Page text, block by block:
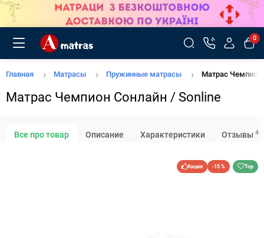
0
Главная Матрасы Пружинные матрасы Матрас Чемпион
Матрас Чемпион Сонлайн / Sonline
Все про товар Описание Характеристики Отзывы 4
Акция -15 % Top